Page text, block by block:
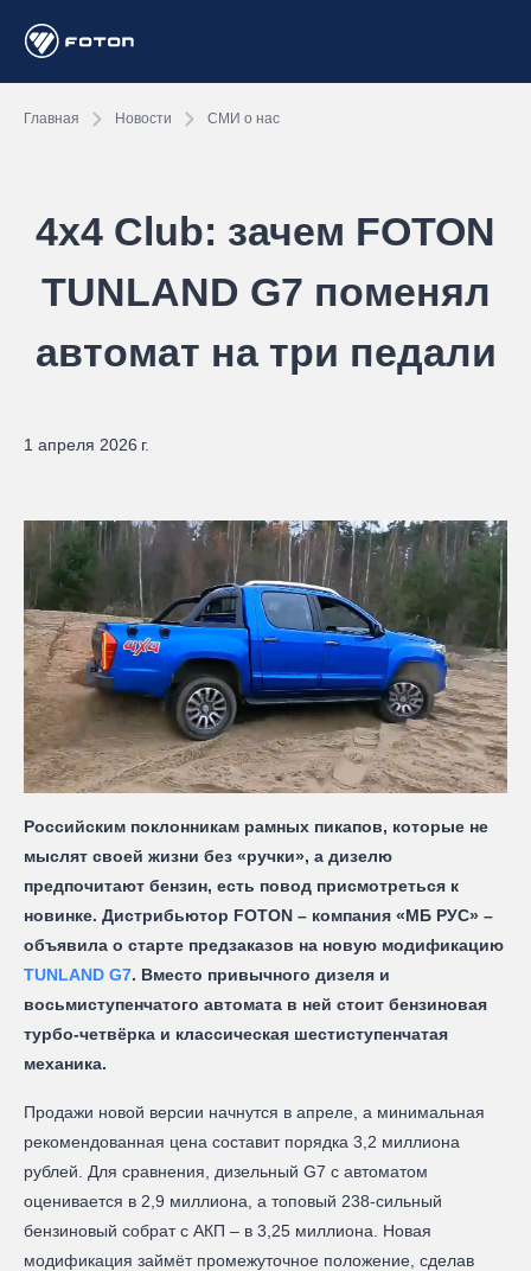
Главная Новости СМИ о нас
4x4 Club: зачем FOTON
TUNLAND G7 поменял
автомат на три педали
1 апреля 2026 г.
Российским поклонникам рамных пикапов, которые не
мыслят своей жизни без «ручки», а дизелю
предпочитают бензин, есть повод присмотреться к
новинке. Дистрибьютор FOTON – компания «МБ РУС» –
объявила о старте предзаказов на новую модификацию
TUNLAND G7. Вместо привычного дизеля и
восьмиступенчатого автомата в ней стоит бензиновая
турбо-четвёрка и классическая шестиступенчатая
механика.
Продажи новой версии начнутся в апреле, а минимальная
рекомендованная цена составит порядка 3,2 миллиона
рублей. Для сравнения, дизельный G7 с автоматом
оценивается в 2,9 миллиона, а топовый 238-сильный
бензиновый собрат с АКП – в 3,25 миллиона. Новая
модификация займёт промежуточное положение, сделав